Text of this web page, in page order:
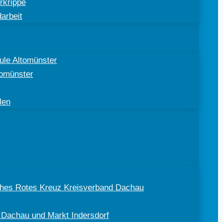
Altomünster
Rotes Kreuz Kreisverband Dachau
und Markt Indersdorf